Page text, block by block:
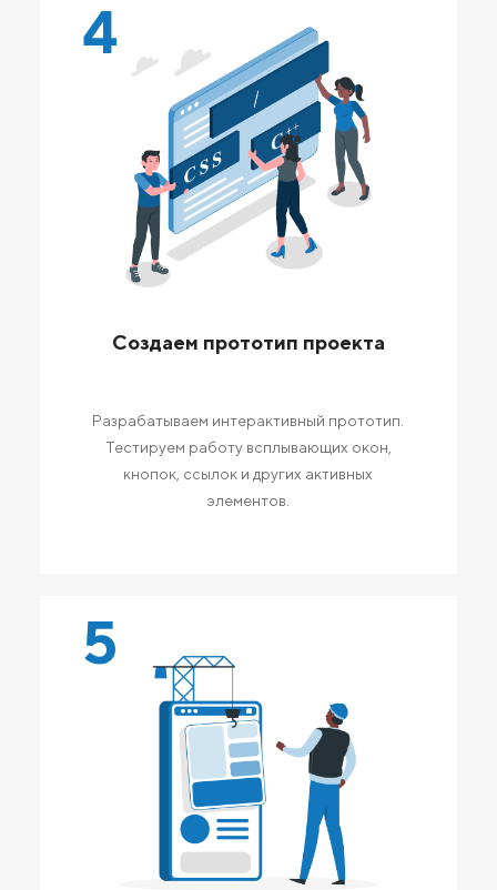
4
Создаем прототип проекта
Разрабатываем интерактивный прототип.
Тестируем работу всплывающих окон,
кнопок, ссылок и других активных
элементов.
5